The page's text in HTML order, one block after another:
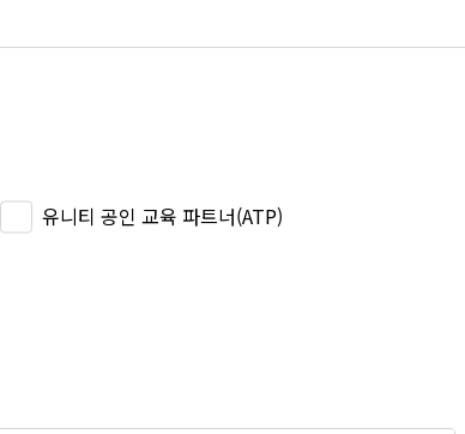
유니티 공인 교육 파트너(ATP)